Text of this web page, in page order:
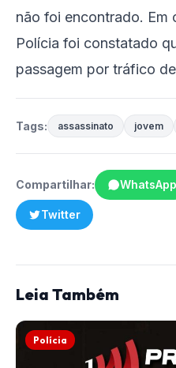
não foi encontrado. Em
Polícia foi constatado
passagem por tráfico
Tags: assassinato jovem
Compartilhar: WhatsApp
Twitter
Leia Também
Polícia